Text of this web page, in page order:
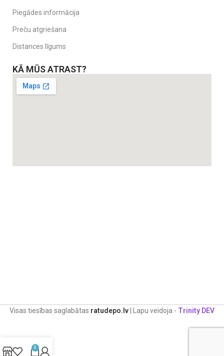
Piegādes informācija
Preču atgriešana
Distances līgums
KĀ MŪS ATRAST?
Visas tiesības saglabātas ratudepo.lv | Lapu veidoja - Trinity DEV
0